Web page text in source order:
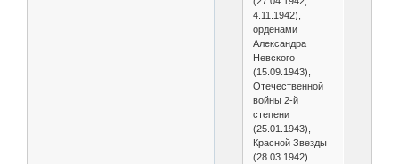
4.11.1942),
орденами
Александра
Невского
(15.09.1943),
Отечественной
войны 2-й
степени
(25.01.1943),
Красной Звезды
(28.03.1942).